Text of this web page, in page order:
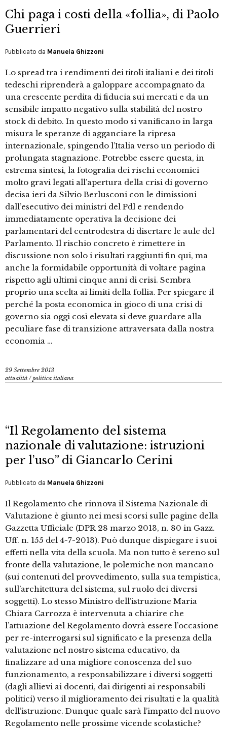
Chi paga i costi della «follia», di Paolo
Guerrieri
Pubblicato da Manuela Ghizzoni
Lo spread tra i rendimenti dei titoli italiani e dei titoli
tedeschi riprenderà a galoppare accompagnato da
una crescente perdita di fiducia sui mercati e da un
sensibile impatto negativo sulla stabilità del nostro
stock di debito. In questo modo si vanificano in larga
misura le speranze di agganciare la ripresa
internazionale, spingendo l’Italia verso un periodo di
prolungata stagnazione. Potrebbe essere questa, in
estrema sintesi, la fotografia dei rischi economici
molto gravi legati all’apertura della crisi di governo
decisa ieri da Silvio Berlusconi con le dimissioni
dall’esecutivo dei ministri del Pdl e rendendo
immediatamente operativa la decisione dei
parlamentari del centrodestra di disertare le aule del
Parlamento. Il rischio concreto è rimettere in
discussione non solo i risultati raggiunti fin qui, ma
anche la formidabile opportunità di voltare pagina
rispetto agli ultimi cinque anni di crisi. Sembra
proprio una scelta ai limiti della follia. Per spiegare il
perché la posta economica in gioco di una crisi di
governo sia oggi così elevata si deve guardare alla
peculiare fase di transizione attraversata dalla nostra
economia …
29 Settembre 2013
attualità /politica italiana
“Il Regolamento del sistema
nazionale di valutazione: istruzioni
per l’uso” di Giancarlo Cerini
Pubblicato da Manuela Ghizzoni
Il Regolamento che rinnova il Sistema Nazionale di
Valutazione è giunto nei mesi scorsi sulle pagine della
Gazzetta Ufficiale (DPR 28 marzo 2013, n. 80 in Gazz.
Uff. n. 155 del 4-7-2013). Può dunque dispiegare i suoi
effetti nella vita della scuola. Ma non tutto è sereno sul
fronte della valutazione, le polemiche non mancano
(sui contenuti del provvedimento, sulla sua tempistica,
sull’architettura del sistema, sul ruolo dei diversi
soggetti). Lo stesso Ministro dell’istruzione Maria
Chiara Carrozza è intervenuta a chiarire che
l’attuazione del Regolamento dovrà essere l’occasione
per re-interrogarsi sul significato e la presenza della
valutazione nel nostro sistema educativo, da
finalizzare ad una migliore conoscenza del suo
funzionamento, a responsabilizzare i diversi soggetti
(dagli allievi ai docenti, dai dirigenti ai responsabili
politici) verso il miglioramento dei risultati e la qualità
dell’istruzione. Dunque quale sarà l’impatto del nuovo
Regolamento nelle prossime vicende scolastiche?